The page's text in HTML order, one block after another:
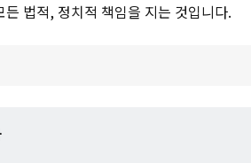
법적, 정치적 책임을 지는 것입니다.